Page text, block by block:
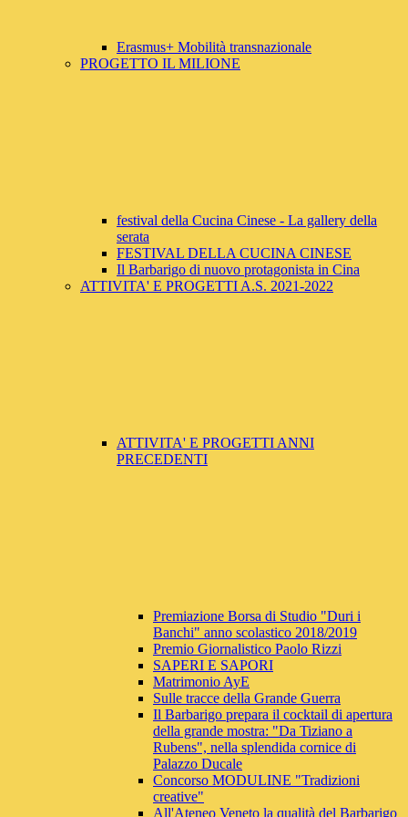
Erasmus+ Mobilità transnazionale
PROGETTO IL MILIONE
festival della Cucina Cinese - La gallery della
serata
FESTIVAL DELLA CUCINA CINESE
Il Barbarigo di nuovo protagonista in Cina
ATTIVITA' E PROGETTI A.S. 2021-2022
ATTIVITA' E PROGETTI ANNI
PRECEDENTI
Premiazione Borsa di Studio "Duri i
Banchi" anno scolastico 2018/2019
Premio Giornalistico Paolo Rizzi
SAPERI E SAPORI
Matrimonio AyE
Sulle tracce della Grande Guerra
Il Barbarigo prepara il cocktail di apertura
della grande mostra: "Da Tiziano a
Rubens", nella splendida cornice di
Palazzo Ducale
Concorso MODULINE "Tradizioni
creative"
All'Ateneo Veneto la qualità del Barbarigo